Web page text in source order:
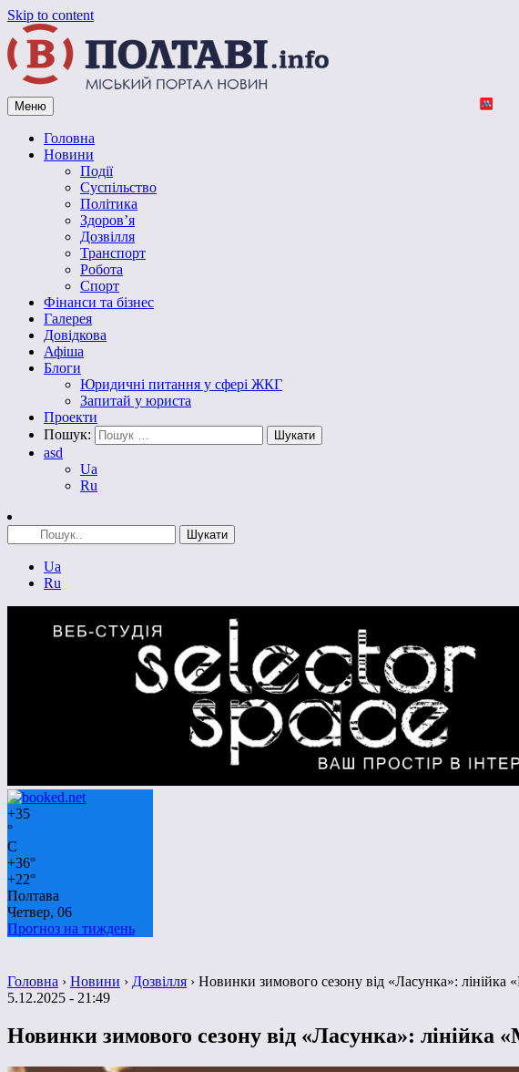
Skip to content
Vpoltave.info
Полтавський портал новин
Меню
Головна
Новини
Події
Суспільство
Політика
Здоров’я
Дозвілля
Транспорт
Робота
Спорт
Фінанси та бізнес
Галерея
Довідкова
Афіша
Блоги
Юридичні питання у сфері ЖКГ
Запитай у юриста
Проекти
Пошук:
asd
Ua
Ru
Ua
Ru
+35
°
C
+36°
+22°
Полтава
Четвер, 06
Прогноз на тиждень
Головна › Новини › Дозвілля › Новинки зимового сезону від «Ласунка»:
5.12.2025 - 21:49
Новинки зимового сезону від «Ласунка»: